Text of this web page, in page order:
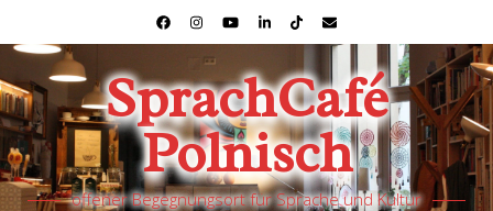
SprachCafé
Polnisch
offener Begegnungsort für Sprache und Kultur